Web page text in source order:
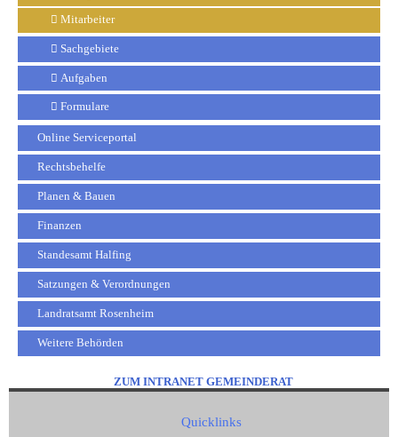
Mitarbeiter
Sachgebiete
Aufgaben
Formulare
Online Serviceportal
Rechtsbehelfe
Planen & Bauen
Finanzen
Standesamt Halfing
Satzungen & Verordnungen
Landratsamt Rosenheim
Weitere Behörden
ZUM INTRANET GEMEINDERAT
Quicklinks